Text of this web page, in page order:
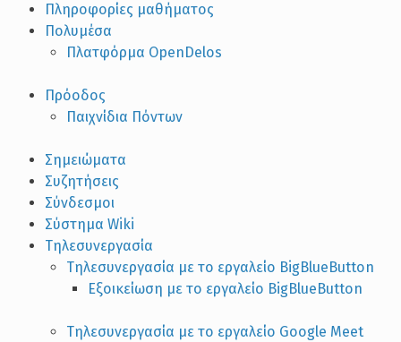
Πληροφορίες μαθήματος
Πολυμέσα
Πλατφόρμα OpenDelos
Πρόοδος
Παιχνίδια Πόντων
Σημειώματα
Συζητήσεις
Σύνδεσμοι
Σύστημα Wiki
Τηλεσυνεργασία
Τηλεσυνεργασία με το εργαλείο BigBlueButton
Εξοικείωση με το εργαλείο BigBlueButton
Τηλεσυνεργασία με το εργαλείο Google Meet